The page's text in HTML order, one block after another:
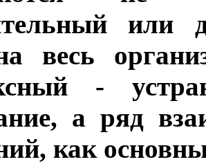
или
весь
-
а ряд
как